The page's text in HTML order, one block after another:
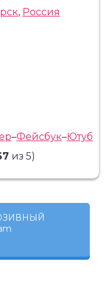
, Россия
–Фейсбук–Ютуб
из 5)